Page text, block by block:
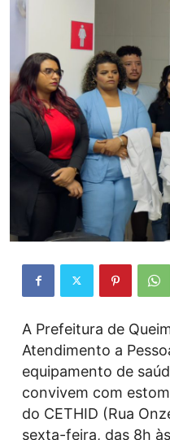
A Prefeitura de
Atendimento a
equipamento de
convivem com
do CETHID (Rua
sexta-feira, das 8h